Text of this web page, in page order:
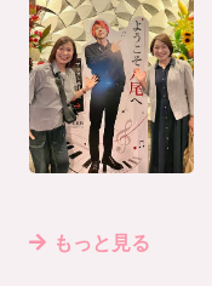
もっと見る